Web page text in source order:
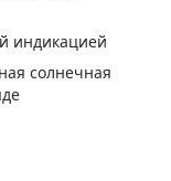
индикацией
солнечная